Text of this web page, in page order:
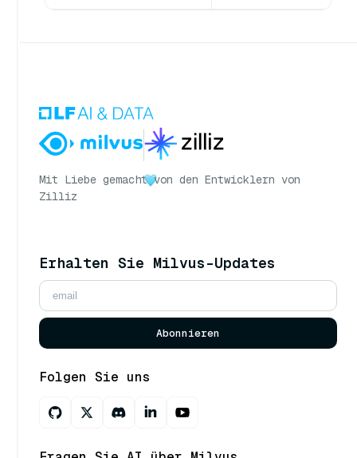
Mit Liebe gemacht von den Entwicklern von
Zilliz
Erhalten Sie Milvus-Updates
Abonnieren
Folgen Sie uns